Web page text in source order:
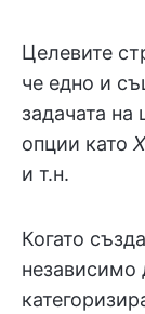
Целевите
че едно и
задачата
опции като
и т.н.
Когато
независимо